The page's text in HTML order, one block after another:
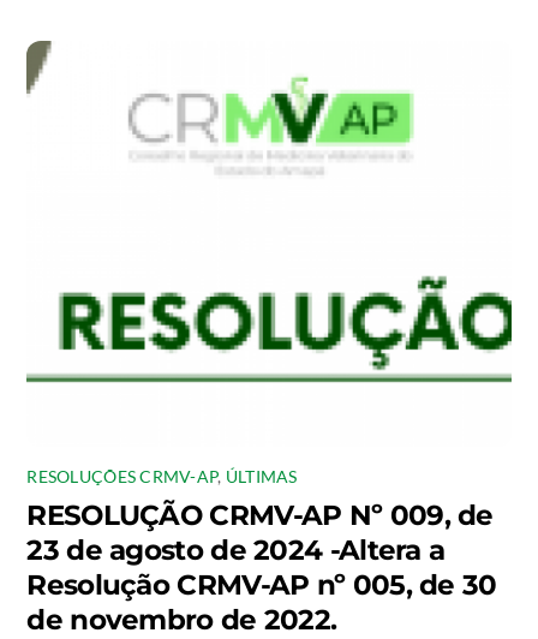
RESOLUÇÕES CRMV-AP, ÚLTIMAS
RESOLUÇÃO CRMV-AP Nº 009, de
23 de agosto de 2024 -Altera a
Resolução CRMV-AP nº 005, de 30
de novembro de 2022.